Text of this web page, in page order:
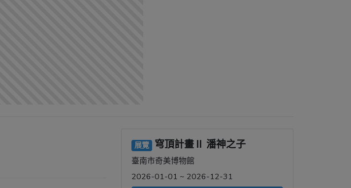
展覽 穹頂計畫Ⅱ 潘神之子
臺南市奇美博物館
2026-01-01 ~ 2026-12-31